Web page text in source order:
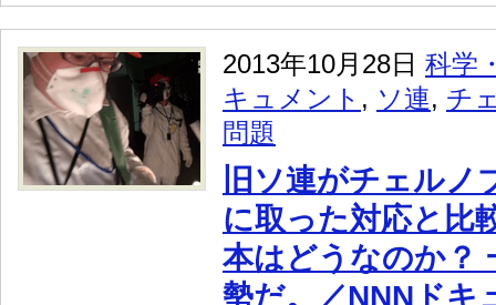
2013年10月28日 科学
キュメント , ソ連, チ
問題
旧ソ連がチェルノ
に取った対応と比
本はどうなのか？
勢だ。／NNNドキ